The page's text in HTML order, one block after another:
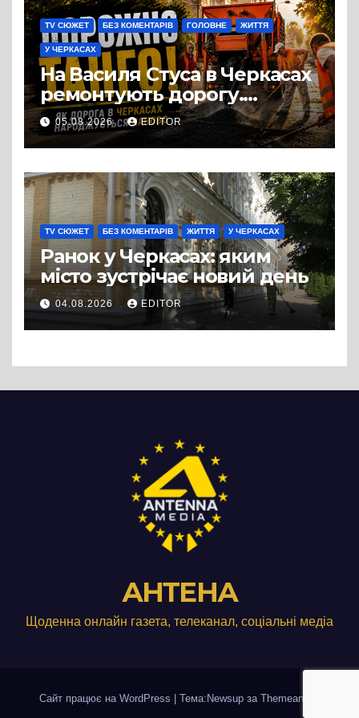
TV СЮЖЕТ БЕЗ КОМЕНТАРІВ ГОЛОВНЕ ЖИТТЯ
У ЧЕРКАСАХ
На Василя Стуса в Черкасах
ремонтують дорогу.
Роботи ведуться на ділянці
від провулка Івана Сірка до
вулиці Надпільної
05.08.2026 EDITOR
TV СЮЖЕТ БЕЗ КОМЕНТАРІВ ЖИТТЯ У ЧЕРКАСАХ
Ранок у Черкасах: яким
місто зустрічає новий день
04.08.2026 EDITOR
АНТЕНА
Щоденна онлайн газета, телеканал, соціальні медіа
Сайт працює на WordPress Тема:Newsup за Themeansar